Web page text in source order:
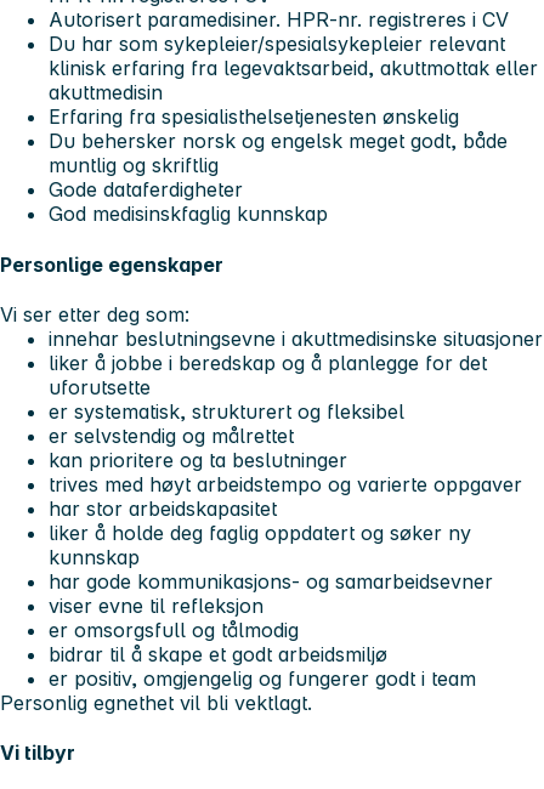
Autorisert paramedisiner. HPR-nr. registreres i CV
Du har som sykepleier/spesialsykepleier relevant
klinisk erfaring fra legevaktsarbeid, akuttmottak eller
akuttmedisin
Erfaring fra spesialisthelsetjenesten ønskelig
Du behersker norsk og engelsk meget godt, både
muntlig og skriftlig
Gode dataferdigheter
God medisinskfaglig kunnskap
Personlige egenskaper
Vi ser etter deg som:
innehar beslutningsevne i akuttmedisinske situasjoner
liker å jobbe i beredskap og å planlegge for det
uforutsette
er systematisk, strukturert og fleksibel
er selvstendig og målrettet
kan prioritere og ta beslutninger
trives med høyt arbeidstempo og varierte oppgaver
har stor arbeidskapasitet
liker å holde deg faglig oppdatert og søker ny
kunnskap
har gode kommunikasjons- og samarbeidsevner
viser evne til refleksjon
er omsorgsfull og tålmodig
bidrar til å skape et godt arbeidsmiljø
er positiv, omgjengelig og fungerer godt i team
Personlig egnethet vil bli vektlagt.
Vi tilbyr